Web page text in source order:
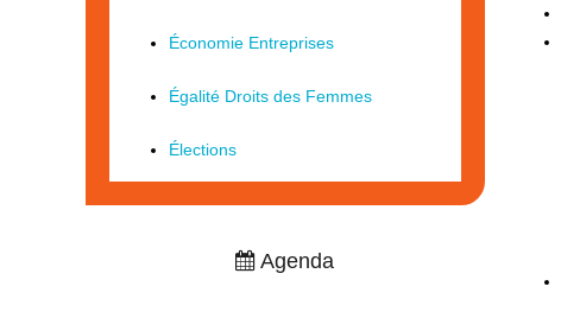
Économie Entreprises
Égalité Droits des Femmes
Élections
Agenda